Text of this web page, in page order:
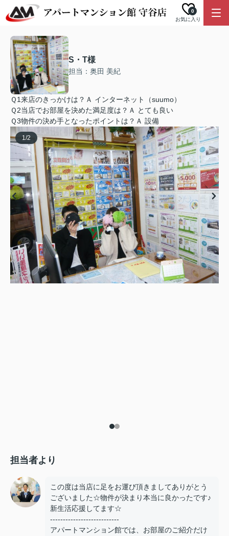
お気に入り
0
S・T様
担当：奥田 美紀
Ｑ1来店のきっかけは？Ａ インターネット（suumo）
Ｑ2当店でお部屋を決めた満足度は？Ａ とても良い
Ｑ3物件の決め手となったポイントは？Ａ 設備
1/2
担当者より
この度は当店に足をお運び頂きましてありがとう
ございました☆物件が決まり本当に良かったです♪
新生活応援してます☆
---------------------------
アパートマンション館では、お部屋のご紹介だけ